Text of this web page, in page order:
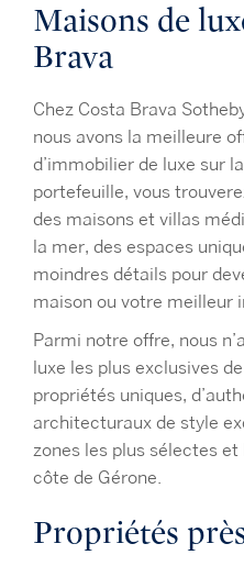
Maisons de
Brava
Chez Costa Brava
nous avons la meilleure
d’immobilier de luxe sur
portefeuille, vous
des maisons et villas
la mer, des espaces
moindres détails pour
maison ou votre meilleur
Parmi notre offre, nous
luxe les plus exclusives
propriétés uniques,
architecturaux de style
zones les plus sélectes
côte de Gérone.
Propriétés